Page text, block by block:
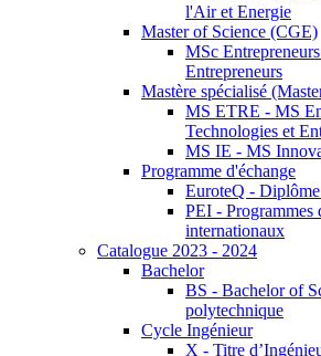
l'Air et Energie
Master of Science (CGE)
MSc
Entrepreneurs
Mastère spécialisé
MS ETRE - MS
Technologies et
MS IE - MS
Programme d'échange
EuroteQ -
PEI - Programmes
internationaux
Catalogue 2023 - 2024
Bachelor
BS - Bachelor of
polytechnique
Cycle Ingénieur
X - Titre